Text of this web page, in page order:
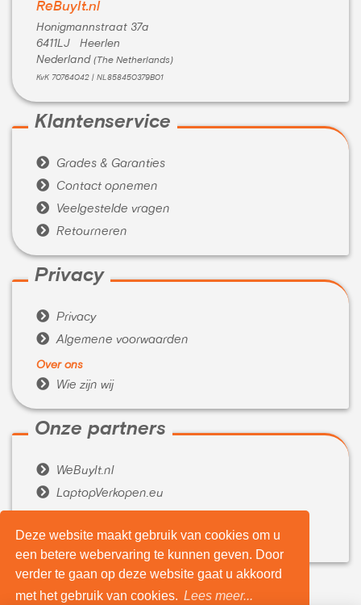
Deze website maakt gebruik van cookies om u
een betere webervaring te kunnen geven. Door
verder te gaan op deze website gaat u akkoord
met het gebruik van cookies. Lees meer...
ReBuyIt.nl
Honigmannstraat 37a
6411LJ Heerlen
Nederland (The Netherlands)
KvK 70764042 | NL858450379B01
Klantenservice
 Grades & Garanties
 Contact opnemen
 Veelgestelde vragen
 Retourneren
Privacy
 Privacy
 Algemene voorwaarden
Over ons
 Wie zijn wij
Onze partners
 WeBuyIt.nl
 LaptopVerkopen.eu
